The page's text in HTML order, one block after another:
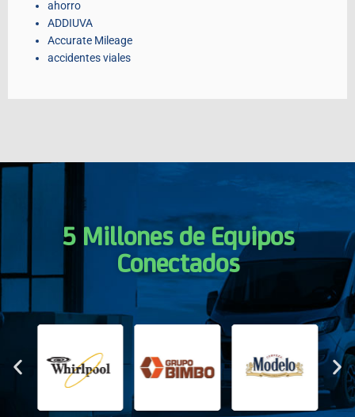
ahorro
ADDIUVA
Accurate Mileage
accidentes viales
5 Millones de Equipos
Conectados